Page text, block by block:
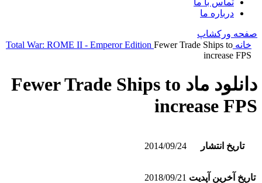
تماس با ما
درباره ما
صفحه ورکشاپ
خانه
Total War: ROME II - Emperor Edition Fewer Trade Ships to
increase FPS
دانلود ماد Fewer Trade Ships to
increase FPS
تاریخ انتشار 2014/09/24
تاریخ آخرین آپدیت 2018/09/21